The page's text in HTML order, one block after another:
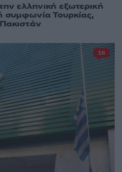
ελληνική εξωτερική
συμφωνία Τουρκίας,
16